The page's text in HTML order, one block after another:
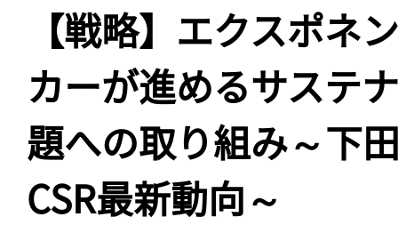
【戦略】エクスポネ
カーが進めるサステ
題への取り組み～下
CSR最新動向～